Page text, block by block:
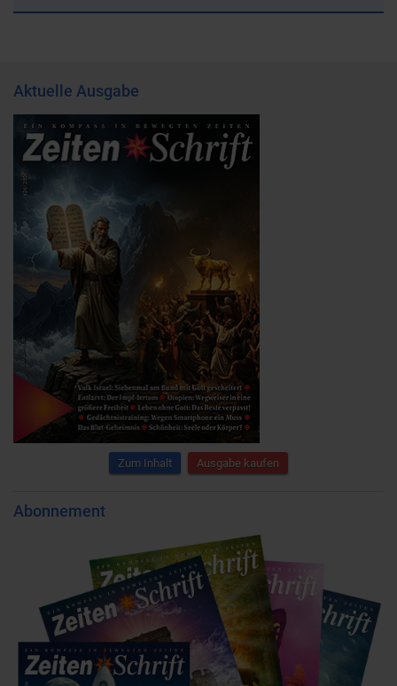
Aktuelle Ausgabe
Zum Inhalt Ausgabe kaufen
Abonnement